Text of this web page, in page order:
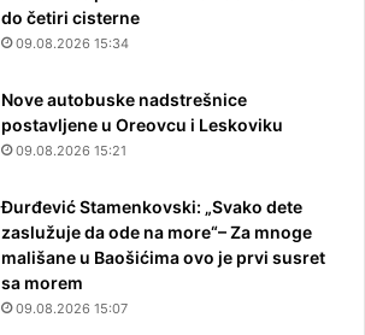
do četiri cisterne
09.08.2026 15:34
Nove autobuske nadstrešnice
postavljene u Oreovcu i Leskoviku
09.08.2026 15:21
Đurđević Stamenkovski: „Svako dete
zaslužuje da ode na more“– Za mnoge
mališane u Baošićima ovo je prvi susret
sa morem
09.08.2026 15:07